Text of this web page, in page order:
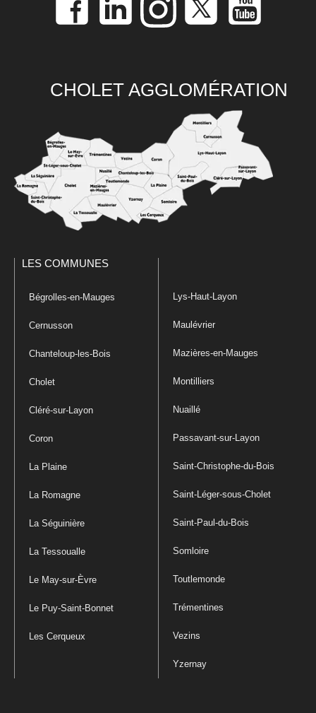
CHOLET AGGLOMÉRATION
LES COMMUNES
Bégrolles-en-Mauges
Cernusson
Chanteloup-les-Bois
Cholet
Cléré-sur-Layon
Coron
La Plaine
La Romagne
La Séguinière
La Tessoualle
Le May-sur-Èvre
Le Puy-Saint-Bonnet
Les Cerqueux
Lys-Haut-Layon
Maulévrier
Mazières-en-Mauges
Montilliers
Nuaillé
Passavant-sur-Layon
Saint-Christophe-du-Bois
Saint-Léger-sous-Cholet
Saint-Paul-du-Bois
Somloire
Toutlemonde
Trémentines
Vezins
Yzernay